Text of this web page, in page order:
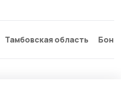
Тамбовская область